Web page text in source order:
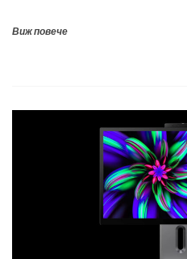
Виж повече